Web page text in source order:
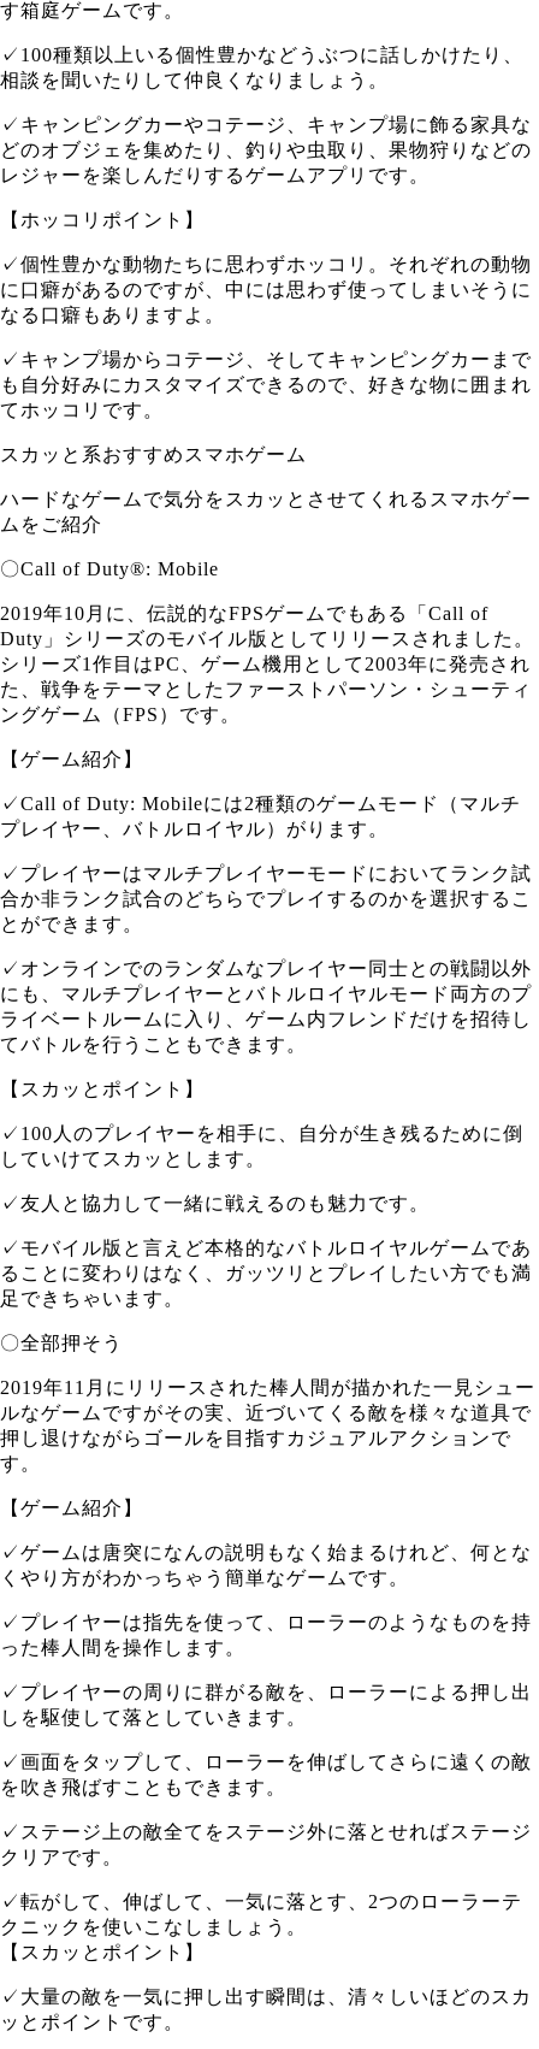
す箱庭ゲームです。
✓100種類以上いる個性豊かなどうぶつに話しかけたり、
相談を聞いたりして仲良くなりましょう。
✓キャンピングカーやコテージ、キャンプ場に飾る家具な
どのオブジェを集めたり、釣りや虫取り、果物狩りなどの
レジャーを楽しんだりするゲームアプリです。
【ホッコリポイント】
✓個性豊かな動物たちに思わずホッコリ。それぞれの動物
に口癖があるのですが、中には思わず使ってしまいそうに
なる口癖もありますよ。
✓キャンプ場からコテージ、そしてキャンピングカーまで
も自分好みにカスタマイズできるので、好きな物に囲まれ
てホッコリです。
スカッと系おすすめスマホゲーム
ハードなゲームで気分をスカッとさせてくれるスマホゲー
ムをご紹介
〇Call of Duty®: Mobile
2019年10月に、伝説的なFPSゲームでもある「Call of
Duty」シリーズのモバイル版としてリリースされました。
シリーズ1作目はPC、ゲーム機用として2003年に発売され
た、戦争をテーマとしたファーストパーソン・シューティ
ングゲーム（FPS）です。
【ゲーム紹介】
✓Call of Duty: Mobileには2種類のゲームモード（マルチ
プレイヤー、バトルロイヤル）がります。
✓プレイヤーはマルチプレイヤーモードにおいてランク試
合か非ランク試合のどちらでプレイするのかを選択するこ
とができます。
✓オンラインでのランダムなプレイヤー同士との戦闘以外
にも、マルチプレイヤーとバトルロイヤルモード両方のプ
ライベートルームに入り、ゲーム内フレンドだけを招待し
てバトルを行うこともできます。
【スカッとポイント】
✓100人のプレイヤーを相手に、自分が生き残るために倒
していけてスカッとします。
✓友人と協力して一緒に戦えるのも魅力です。
✓モバイル版と言えど本格的なバトルロイヤルゲームであ
ることに変わりはなく、ガッツリとプレイしたい方でも満
足できちゃいます。
〇全部押そう
2019年11月にリリースされた棒人間が描かれた一見シュー
ルなゲームですがその実、近づいてくる敵を様々な道具で
押し退けながらゴールを目指すカジュアルアクションで
す。
【ゲーム紹介】
✓ゲームは唐突になんの説明もなく始まるけれど、何とな
くやり方がわかっちゃう簡単なゲームです。
✓プレイヤーは指先を使って、ローラーのようなものを持
った棒人間を操作します。
✓プレイヤーの周りに群がる敵を、ローラーによる押し出
しを駆使して落としていきます。
✓画面をタップして、ローラーを伸ばしてさらに遠くの敵
を吹き飛ばすこともできます。
✓ステージ上の敵全てをステージ外に落とせればステージ
クリアです。
✓転がして、伸ばして、一気に落とす、2つのローラーテ
クニックを使いこなしましょう。
【スカッとポイント】
✓大量の敵を一気に押し出す瞬間は、清々しいほどのスカ
ッとポイントです。